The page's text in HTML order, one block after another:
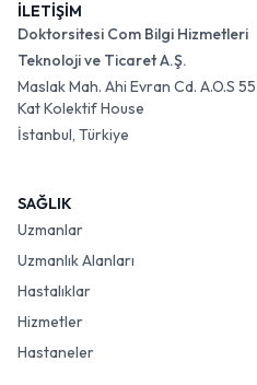
İLETİŞİM
Doktorsitesi Com Bilgi Hizmetleri
Teknoloji ve Ticaret A.Ş.
Maslak Mah. Ahi Evran Cd. A.O.S
Kat Kolektif House
İstanbul, Türkiye
SAĞLIK
Uzmanlar
Uzmanlık Alanları
Hastalıklar
Hizmetler
Hastaneler